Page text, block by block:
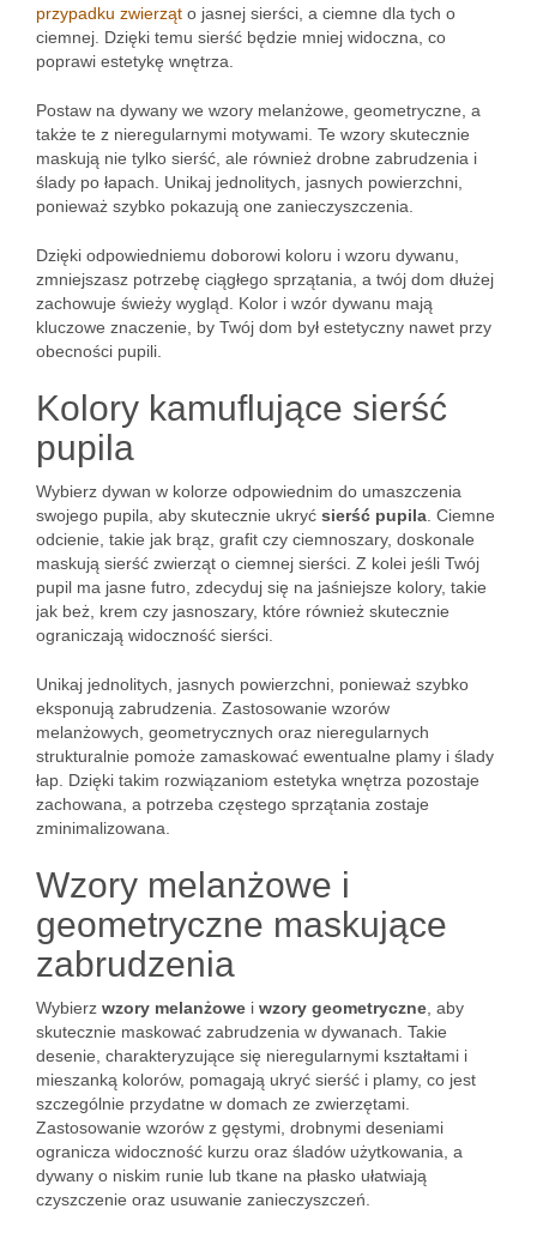
przypadku zwierząt o jasnej sierści, a ciemne dla tych o
ciemnej. Dzięki temu sierść będzie mniej widoczna, co
poprawi estetykę wnętrza.
Postaw na dywany we wzory melanżowe, geometryczne, a
także te z nieregularnymi motywami. Te wzory skutecznie
maskują nie tylko sierść, ale również drobne zabrudzenia i
ślady po łapach. Unikaj jednolitych, jasnych powierzchni,
ponieważ szybko pokazują one zanieczyszczenia.
Dzięki odpowiedniemu doborowi koloru i wzoru dywanu,
zmniejszasz potrzebę ciągłego sprzątania, a twój dom dłużej
zachowuje świeży wygląd. Kolor i wzór dywanu mają
kluczowe znaczenie, by Twój dom był estetyczny nawet przy
obecności pupili.
Kolory kamuflujące sierść
pupila
Wybierz dywan w kolorze odpowiednim do umaszczenia
swojego pupila, aby skutecznie ukryć sierść pupila . Ciemne
odcienie, takie jak brąz, grafit czy ciemnoszary, doskonale
maskują sierść zwierząt o ciemnej sierści. Z kolei jeśli Twój
pupil ma jasne futro, zdecyduj się na jaśniejsze kolory, takie
jak beż, krem czy jasnoszary, które również skutecznie
ograniczają widoczność sierści.
Unikaj jednolitych, jasnych powierzchni, ponieważ szybko
eksponują zabrudzenia. Zastosowanie wzorów
melanżowych, geometrycznych oraz nieregularnych
strukturalnie pomoże zamaskować ewentualne plamy i ślady
łap. Dzięki takim rozwiązaniom estetyka wnętrza pozostaje
zachowana, a potrzeba częstego sprzątania zostaje
zminimalizowana.
Wzory melanżowe i
geometryczne maskujące
zabrudzenia
Wybierz wzory melanżowe i wzory geometryczne , aby
skutecznie maskować zabrudzenia w dywanach. Takie
desenie, charakteryzujące się nieregularnymi kształtami i
mieszanką kolorów, pomagają ukryć sierść i plamy, co jest
szczególnie przydatne w domach ze zwierzętami.
Zastosowanie wzorów z gęstymi, drobnymi deseniami
ogranicza widoczność kurzu oraz śladów użytkowania, a
dywany o niskim runie lub tkane na płasko ułatwiają
czyszczenie oraz usuwanie zanieczyszczeń.